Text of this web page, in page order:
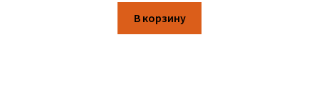
В корзину